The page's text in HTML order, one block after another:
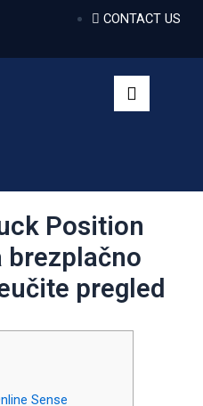
CONTACT US
Position
brezplačno
pregled
Sense